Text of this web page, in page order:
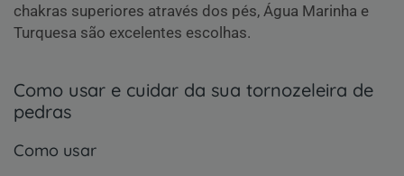
chakras superiores através dos pés, Água Marinha e
Turquesa são excelentes escolhas.
Como usar e cuidar da sua tornozeleira de
pedras
Como usar